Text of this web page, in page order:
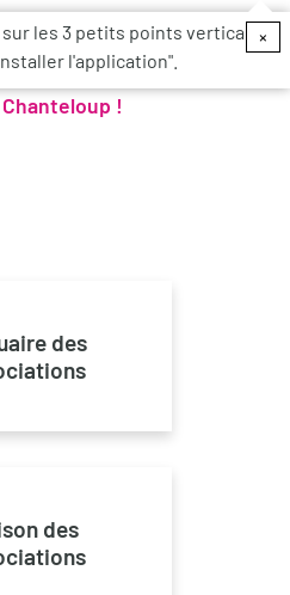
Menu
!
des
des
×
les 3 petits points verticaux
l'application".